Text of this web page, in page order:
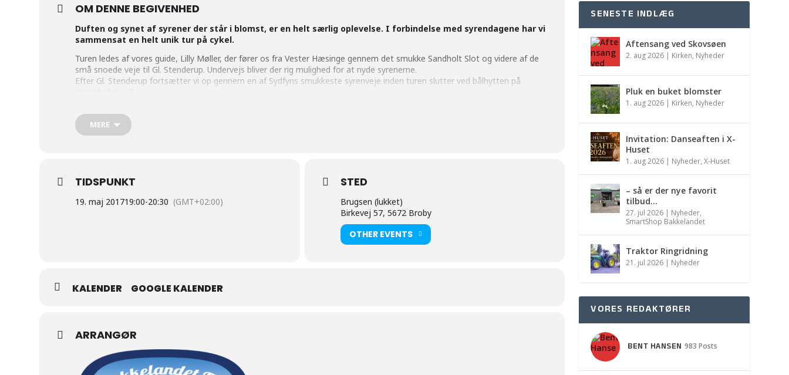
OM DENNE BEGIVENHED
Duften og synet af syrener der står i blomst, er en helt særlig oplevelse. I forbindelse med syrendagene har vi
sammensat en helt unik tur på cykel.
Turen ledes af vores guide, Lilly Møller, der fører os fra Vester Hæsinge gennem det smukke Sandholt Slot og videre af de
små snoede veje til Gl. Stenderup. Undervejs bliver der rig mulighed for at nyde syrenerne.
Efter Gl. Stenderup fortsætter vi op gennem en af Sydfyns smukkeste syrenveje inden turen slutter ved bålhytten på
Alle kan deltage på turen og tilmelding er ikke nødvendig.
Der er mulighed for at parkerer evt. bil ved Brugsen i Vester Hæsinge.
MERE
TIDSPUNKT
19. maj 201719:00-20:30 (GMT+02:00)
STED
Brugsen (lukket)
Birkevej 57, 5672 Broby
OTHER EVENTS
KALENDER GOOGLE KALENDER
ARRANGØR
SENESTE INDLÆG
Aftensang ved Skovsøen
2. aug 2026 | Kirken, Nyheder
Pluk en buket blomster
1. aug 2026 | Kirken, Nyheder
Invitation: Danseaften i X-
Huset
1. aug 2026 | Nyheder,X-Huset
– så er der nye favorit
tilbud…
27. jul 2026 | Nyheder,
SmartShop Bakkelandet
Traktor Ringridning
21. jul 2026 | Nyheder
VORES REDAKTØRER
BENT HANSEN 983 Posts